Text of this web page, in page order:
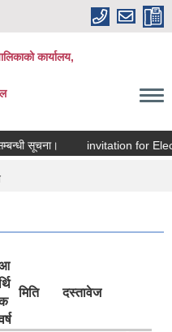
कार्यालय,
सूचना। invitation for
मिति दस्तावेज